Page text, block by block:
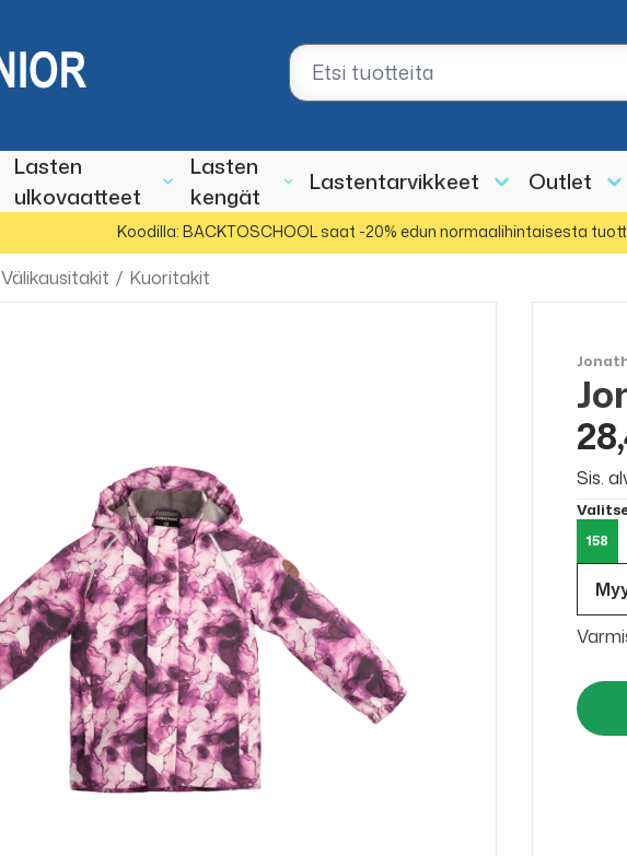
Lasten
ulkovaatteet
Lasten
kengät
Lastentarvikkeet Outlet
Koodilla: BACKTOSCHOOL saat -20% edun normaalihintaisesta
Välikausitakit / Kuoritakit
Sis.
158